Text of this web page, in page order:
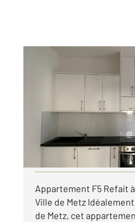
105,76 m , 5 pièces
Appartement F5 à
1 356 €
par mois charges
Visiter le site dédié
Appartement F5 Refait
Ville de Metz
de Metz, cet